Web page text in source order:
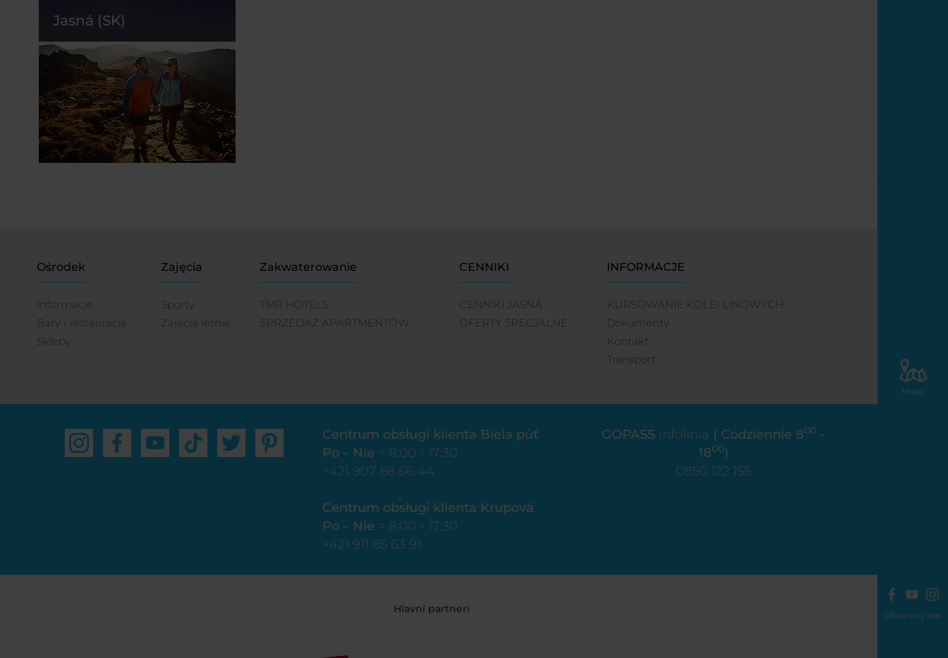
Mapy
Obserwuj nas
Jasná (SK)
Ośrodek
Informacje
Bary i restauracje
Sklepy
Zajęcia
Sporty
Zajęcia letnie
Zakwaterowanie
TMR HOTELS
SPRZEDAŻ APARTMENTÓW
CENNIKI
CENNIKI JASNÁ
OFERTY SPECJALNE
INFORMACJE
KURSOWANIE KOLEI LINOWYCH
Dokumenty
Kontakt
Transport
Centrum obsługi klienta Biela púť
Po – Nie = 8:00 - 17:30
+421 907 88 66 44
Centrum obsługi klienta Krupová
Po – Nie = 8:00 - 17:30
+421 911 85 63 91
GOPASS infolinia ( Codziennie 800 -
1800)
0850 122 155
Hlavní partneri